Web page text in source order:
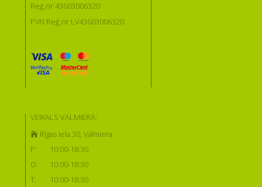
Reģ.nr 43603006320
PVN Reģ.nr LV43603006320
VEIKALS VALMIERĀ:
Rīgas iela 30, Valmiera
P:
10:00-18:30
O:
10:00-18:30
T:
10:00-18:30